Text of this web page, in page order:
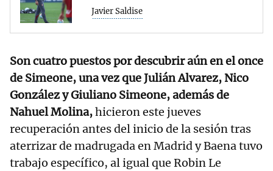
Javier Saldise
Son cuatro puestos por descubrir aún en el once
de Simeone, una vez que Julián Alvarez, Nico
González y Giuliano Simeone, además de
Nahuel Molina,hicieron este jueves
recuperación antes del inicio de la sesión tras
aterrizar de madrugada en Madrid y Baena tuvo
trabajo específico, al igual que Robin Le